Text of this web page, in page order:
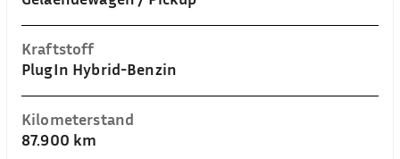
Kraftstoff
PlugIn Hybrid-Benzin
Kilometerstand
87.900 km